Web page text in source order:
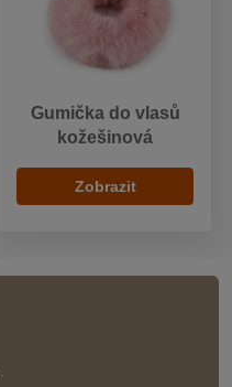
Gumička do vlasů
kožešinová
Zobrazit